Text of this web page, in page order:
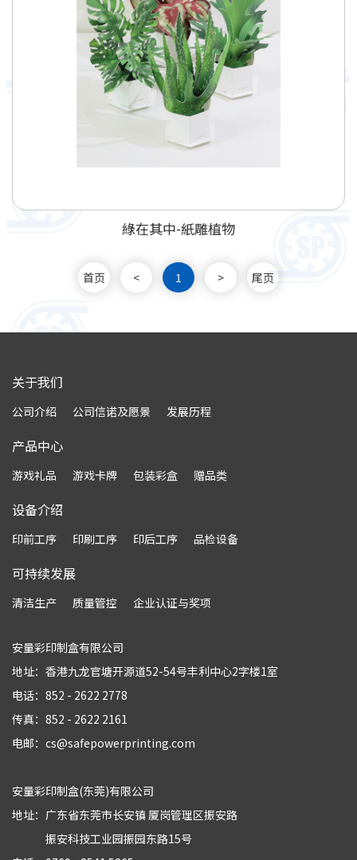
綠在其中-紙雕植物
首页 < 1 > 尾页
关于我们
公司介绍 公司信诺及愿景 发展历程
产品中心
游戏礼品 游戏卡牌 包装彩盒 赠品类
设备介绍
印前工序 印刷工序 印后工序 品检设备
可持续发展
清洁生产 质量管控 企业认证与奖项
安量彩印制盒有限公司
地址：香港九龙官塘开源道52-54号丰利中心2字楼1室
电话：852 - 2622 2778
传真：852 - 2622 2161
电邮：cs@safepowerprinting.com
安量彩印制盒(东莞)有限公司
地址：广东省东莞市长安镇 厦岗管理区振安路
振安科技工业园振园东路15号